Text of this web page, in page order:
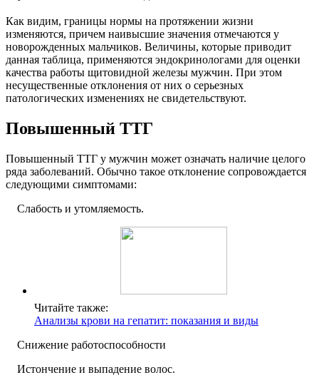
Как видим, границы нормы на протяжении жизни
изменяются, причем наивысшие значения отмечаются у
новорожденных мальчиков. Величины, которые приводит
данная таблица, применяются эндокринологами для оценки
качества работы щитовидной железы мужчин. При этом
несущественные отклонения от них о серьезных
патологических изменениях не свидетельствуют.
Повышенный ТТГ
Повышенный ТТГ у мужчин может означать наличие целого
ряда заболеваний. Обычно такое отклонение сопровождается
следующими симптомами:
Слабость и утомляемость.
Читайте также:
Анализы крови на гепатит: показания и виды
Снижение работоспособности
Истончение и выпадение волос.